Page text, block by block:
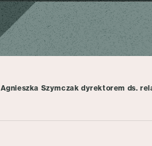
Agnieszka Szymczak dyrektorem ds.